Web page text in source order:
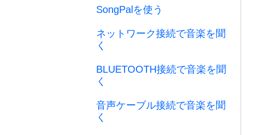
SongPalを使う
ネットワーク接続で音楽を聞
く
BLUETOOTH接続で音楽を聞
く
音声ケーブル接続で音楽を聞
く